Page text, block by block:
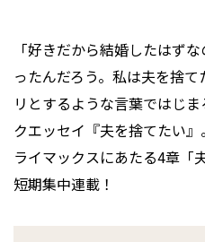
「好きだから結婚したはず
ったんだろう。私は夫を捨
リとするような言葉ではじ
クエッセイ『夫を捨てたい
ライマックスにあたる4章「
短期集中連載！